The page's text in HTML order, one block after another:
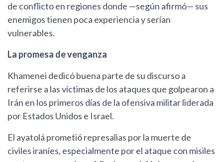
de conflicto en regiones donde —según afirmó— sus
enemigos tienen poca experiencia y serían
vulnerables.
La promesa de venganza
Khamenei dedicó buena parte de su discurso a
referirse a las víctimas de los ataques que golpearon a
Irán en los primeros días de la ofensiva militar liderada
por Estados Unidos e Israel.
El ayatolá prometió represalias por la muerte de
civiles iraníes, especialmente por el ataque con misiles